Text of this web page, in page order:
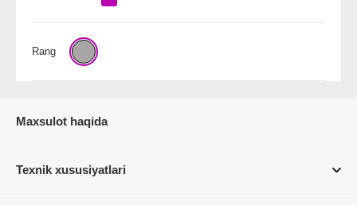
Rang
Maxsulot haqida
Texnik xususiyatlari